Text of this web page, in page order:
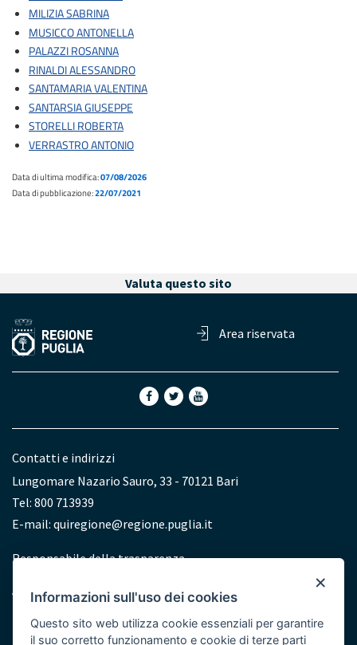
MILIZIA SABRINA
MUSICCO ANTONELLA
PALAZZI ROSANNA
RINALDI ALESSANDRO
SANTAMARIA VALENTINA
SANTARSIA GIUSEPPE
STORELLI ROBERTA
VERRASTRO ANTONIO
Data di ultima modifica:07/08/2026
Data di pubblicazione:22/07/2021
Valuta questo sito
Area riservata
Contatti e indirizzi
Lungomare Nazario Sauro, 33 - 70121 Bari
Tel: 800 713939
E-mail: quiregione@regione.puglia.it
Redazione
Responsabile della trasparenza
Accessibilità
×
Informazioni sull'uso dei cookies
Questo sito web utilizza cookie essenziali per garantire
il suo corretto funzionamento e cookie di terze parti